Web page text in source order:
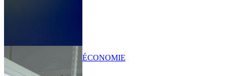
ÉCONOMIE